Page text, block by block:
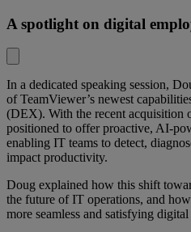
A spotlight on digital
In a dedicated speaking session,
of TeamViewer’s newest
(DEX). With the recent acquisition
positioned to offer proactive, AI-
enabling IT teams to detect,
impact productivity.
Doug explained how this shift
the future of IT operations, and
more seamless and satisfying